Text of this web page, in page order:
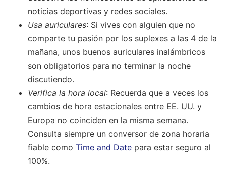
noticias deportivas y redes sociales.
Usa auriculares: Si vives con alguien que no
comparte tu pasión por los suplexes a las 4 de la
mañana, unos buenos auriculares inalámbricos
son obligatorios para no terminar la noche
discutiendo.
Verifica la hora local: Recuerda que a veces los
cambios de hora estacionales entre EE. UU. y
Europa no coinciden en la misma semana.
Consulta siempre un conversor de zona horaria
fiable como Time and Date para estar seguro al
100%.